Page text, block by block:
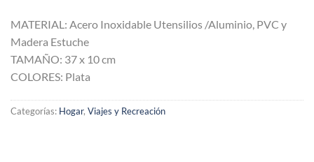
MATERIAL: Acero Inoxidable Utensilios /Aluminio, PVC y
Madera Estuche
TAMAÑO: 37 x 10 cm
COLORES: Plata
Categorías: Hogar, Viajes y Recreación